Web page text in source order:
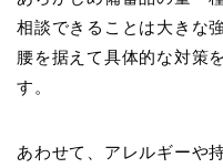
相談できることは大きな
腰を据えて具体的な対策
す。
あわせて、アレルギーや